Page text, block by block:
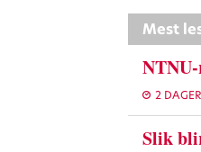
Mest
2
Slik